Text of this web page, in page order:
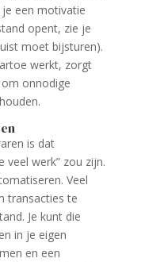
een motivatie
opent, zie je
moet bijsturen).
werkt, zorgt
onnodige
is dat
veel werk” zou zijn.
Veel
transacties te
Je kunt die
in je eigen
en een